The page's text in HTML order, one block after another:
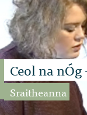
Ceol na
Sraitheanna